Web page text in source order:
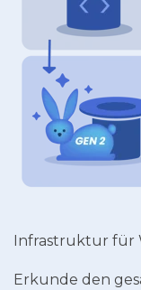
Infrastruktur für
Erkunde den